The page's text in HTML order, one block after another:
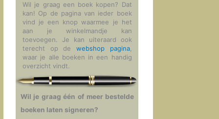
Wil je graag een boek kopen? Dat
kan! Op de pagina van ieder boek
vind je een knop waarmee je het
aan je winkelmandje kan
toevoegen. Je kan uiteraard ook
terecht op dewebshop pagina,
waar je alle boeken in een handig
overzicht vindt.
Wil je graag één of meer bestelde
boeken laten signeren?